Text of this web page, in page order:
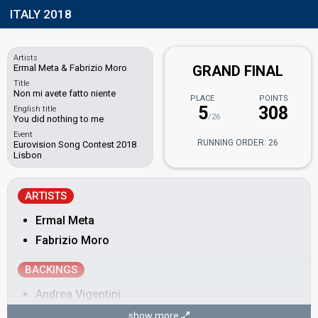
ITALY 2018
Artists
Ermal Meta & Fabrizio Moro
Title
Non mi avete fatto niente
English title
You did nothing to me
Event
Eurovision Song Contest 2018
Lisbon
GRAND FINAL
PLACE
5/26
POINTS
308
RUNNING ORDER: 26
ARTISTS
Ermal Meta
Fabrizio Moro
BACKINGS
Andrea Vigentini
Roberto Maccaroni